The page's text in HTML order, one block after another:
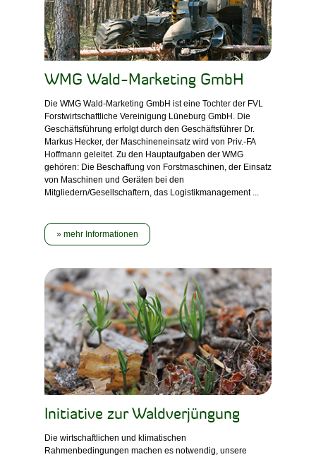
WMG Wald-Marketing GmbH
Die WMG Wald-Marketing GmbH ist eine Tochter der FVL
Forstwirtschaftliche Vereinigung Lüneburg GmbH. Die
Geschäftsführung erfolgt durch den Geschäftsführer Dr.
Markus Hecker, der Maschineneinsatz wird von Priv.-FA
Hoffmann geleitet. Zu den Hauptaufgaben der WMG
gehören: Die Beschaffung von Forstmaschinen, der Einsatz
von Maschinen und Geräten bei den
Mitgliedern/Gesellschaftern, das Logistikmanagement ...
mehr Informationen
Initiative zur Waldverjüngung
Die wirtschaftlichen und klimatischen
Rahmenbedingungen machen es notwendig, unsere